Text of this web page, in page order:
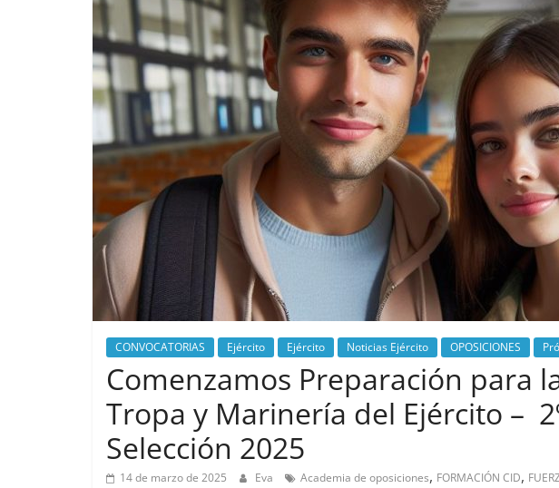
CONVOCATORIAS Ejército Ejército Noticias Ejército OPOSICIONES
Comenzamos Preparación para
Tropa y Marinería del Ejército –
Selección 2025
14 de marzo de 2025 Eva Academia de oposiciones, FORMACIÓN CID,